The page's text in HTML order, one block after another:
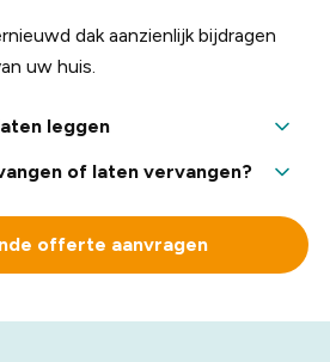
dak aanzienlijk bijdragen
uw huis.
leggen
van dakpannen. Dit begint
van de oude
een inspectie van de
Vervolgens installeren we
of laten vervangen?
kan lijken, is het vaak verstandiger
aan professionals. Bij Dak
kijken bij het vervangen van
offerte aanvragen